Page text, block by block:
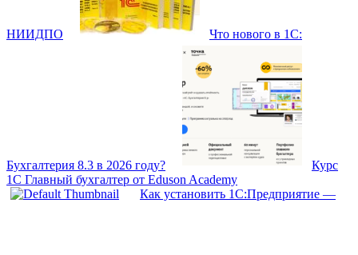
НИИДПО Что нового в 1С:
Бухгалтерия 8.3 в 2026 году?
Курс
1С Главный бухгалтер от Eduson Academy
Как установить 1С:Предприятие —